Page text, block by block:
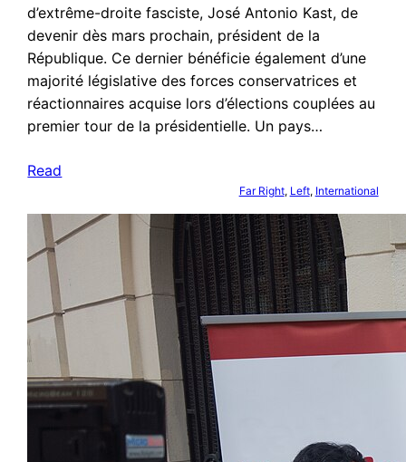
d’extrême-droite fasciste, José Antonio Kast, de
devenir dès mars prochain, président de la
République. Ce dernier bénéficie également d’une
majorité législative des forces conservatrices et
réactionnaires acquise lors d’élections couplées au
premier tour de la présidentielle. Un pays…
Read
Far Right, Left, International